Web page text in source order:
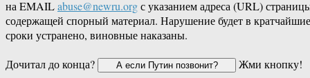
на EMAILabuse@newru.orgс указанием адреса (URL)
содержащей спорный материал. Нарушение будет в кратчайшие
сроки устранено, виновные наказаны.
Дочитал до конца?
Жми кнопку!